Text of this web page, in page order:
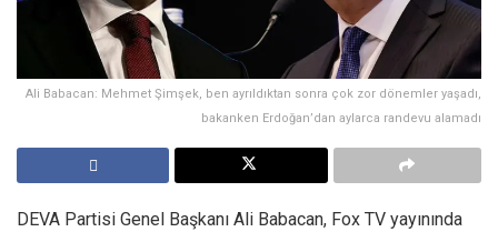
Ali Babacan: Mehmet Şimşek, ben ayrıldıktan sonra çok zor dönemler yaşadı,
bakanken Erdoğan’dan aylarca randevu alamadı
DEVA Partisi Genel Başkanı Ali Babacan, Fox TV yayınında